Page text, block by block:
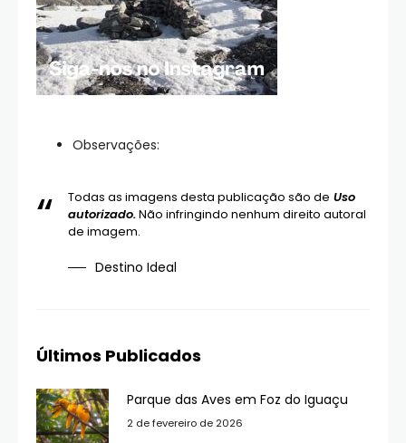
Observações:
Todas as imagens desta publicação são de Uso
autorizado.Não infringindo nenhum direito autoral
de imagem.
Destino Ideal
Últimos Publicados
Parque das Aves em Foz do Iguaçu
2 de fevereiro de 2026